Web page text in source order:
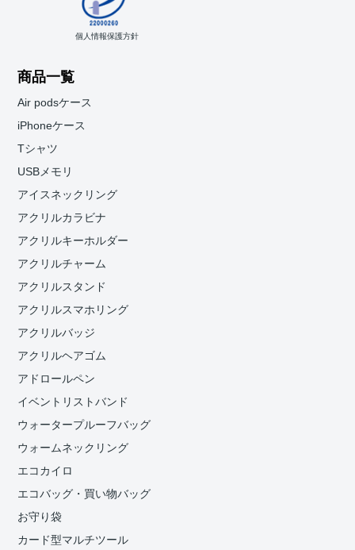
個人情報保護方針
商品一覧
Air podsケース
iPhoneケース
Tシャツ
USBメモリ
アイスネックリング
アクリルカラビナ
アクリルキーホルダー
アクリルチャーム
アクリルスタンド
アクリルスマホリング
アクリルバッジ
アクリルヘアゴム
アドロールペン
イベントリストバンド
ウォータープルーフバッグ
ウォームネックリング
エコカイロ
エコバッグ・買い物バッグ
お守り袋
カード型マルチツール